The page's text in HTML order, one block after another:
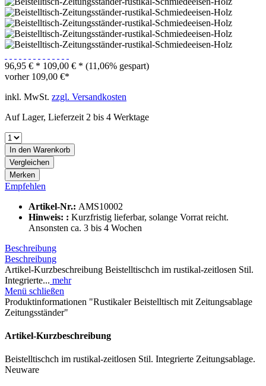
96,95 € * 109,00 € * (11,06% gespart)
vorher 109,00 €*
inkl. MwSt. zzgl. Versandkosten
Auf Lager, Lieferzeit 2 bis 4 Werktage
In den Warenkorb
Vergleichen
Merken
Empfehlen
Artikel-Nr.: AMS10002
Hinweis: : Kurzfristig lieferbar, solange Vorrat reicht.
Ansonsten ca. 3 bis 4 Wochen
Beschreibung
Beschreibung
Artikel-Kurzbeschreibung Beistelltischch im rustikal-zeitlosen Stil.
Integrierte... mehr
Menü schließen
Produktinformationen "Rustikaler Beistelltisch mit Zeitungsablage
Zeitungsständer"
Artikel-Kurzbeschreibung
Beistelltischch im rustikal-zeitlosen Stil. Integrierte Zeitungsablage.
Neuware